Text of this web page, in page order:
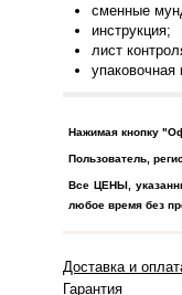
сменные
инструкция;
лист
упаковочная
Нажимая кнопку
Пользователь,
Все ЦЕНЫ,
любое время без
Доставка и
Гарантия